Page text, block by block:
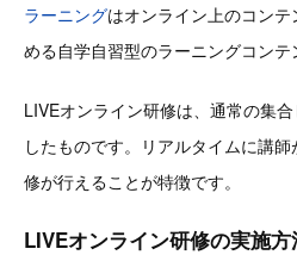
ラーニングはオンライン上のコン
める自学自習型のラーニングコンテ
LIVEオンライン研修は、通常の集
したものです。リアルタイムに講
修が行えることが特徴です。
LIVEオンライン研修の実施方